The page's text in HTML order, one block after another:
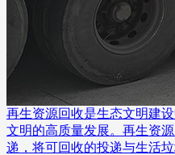
再生资源回收是生态文明建
文明的高质量发展。再生资
递，将可回收的投递与生活